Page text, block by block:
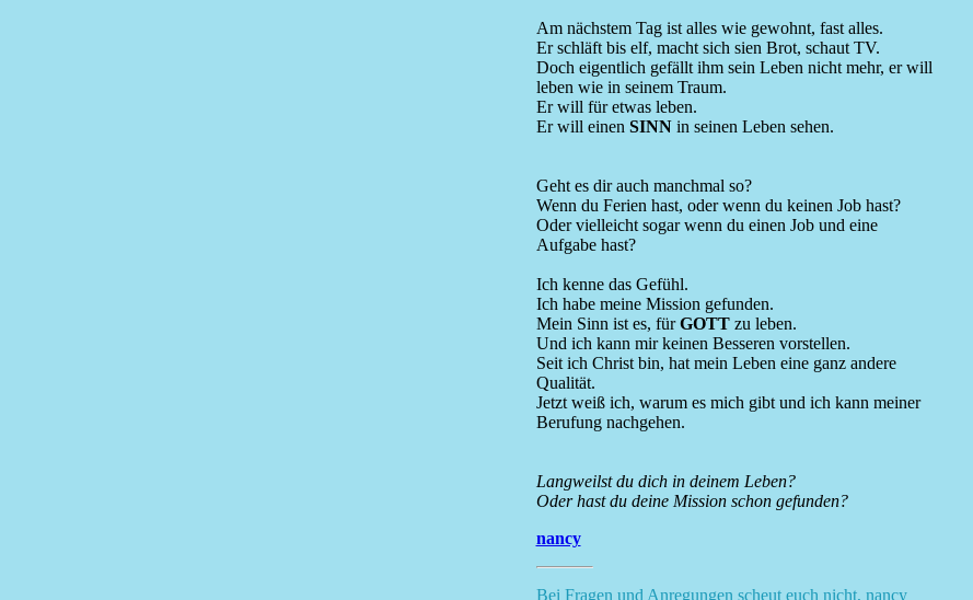
Am nächstem Tag ist alles wie gewohnt, fast alles.
Er schläft bis elf, macht sich sien Brot, schaut TV.
Doch eigentlich gefällt ihm sein Leben nicht mehr, er will
leben wie in seinem Traum.
Er will für etwas leben.
Er will einen SINNin seinen Leben sehen.
Geht es dir auch manchmal so?
Wenn du Ferien hast, oder wenn du keinen Job hast?
Oder vielleicht sogar wenn du einen Job und eine
Aufgabe hast?
Ich kenne das Gefühl.
Ich habe meine Mission gefunden.
Mein Sinn ist es, fürGOTTzu leben.
Und ich kann mir keinen Besseren vorstellen.
Seit ich Christ bin, hat mein Leben eine ganz andere
Qualität.
Jetzt weiß ich, warum es mich gibt und ich kann meiner
Berufung nachgehen.
Langweilst du dich in deinem Leben?
Oder hast du deine Mission schon gefunden?
nancy
Bei Fragen und Anregungen scheut euch nicht, nancy